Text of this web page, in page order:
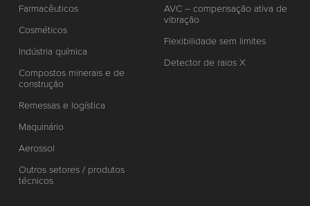
Farmacêuticos
Cosméticos
Indústria química
Compostos minerais e de
construção
Remessas e logística
Maquinário
Aerossol
Outros setores / produtos
técnicos
AVC – compensação ativa de
vibração
Flexibilidade sem limites
Detector de raios X